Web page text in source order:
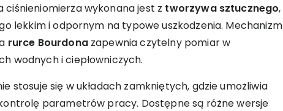
ciśnieniomierza wykonana jest z tworzywa sztucznego,
lekkim i odpornym na typowe uszkodzenia. Mechanizm
rurce Bourdonazapewnia czytelny pomiar w
wodnych i ciepłowniczych.
stosuje się w układach zamkniętych, gdzie umożliwia
parametrów pracy. Dostępne są różne wersje